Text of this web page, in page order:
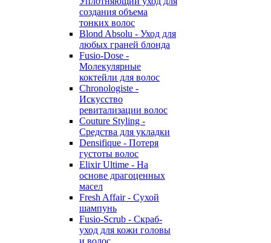
создания объема
тонких волос
Blond Absolu - Уход для
любых граней блонда
Fusio-Dose -
Молекулярные
коктейли для волос
Chronologiste -
Искусство
ревитализации волос
Couture Styling -
Средства для укладки
Densifique - Потеря
густоты волос
Elixir Ultime - На
основе драгоценных
масел
Fresh Affair - Сухой
шампунь
Fusio-Scrub - Скраб-
уход для кожи головы
и волос